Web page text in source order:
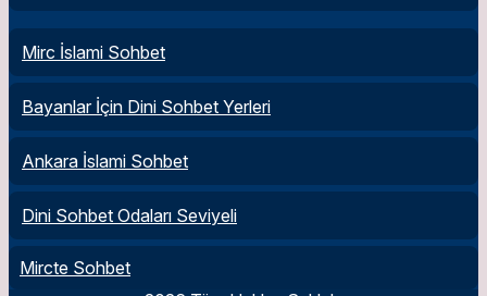
Mirc İslami Sohbet
Bayanlar İçin Dini Sohbet Yerleri
Ankara İslami Sohbet
Dini Sohbet Odaları Seviyeli
Mircte Sohbet